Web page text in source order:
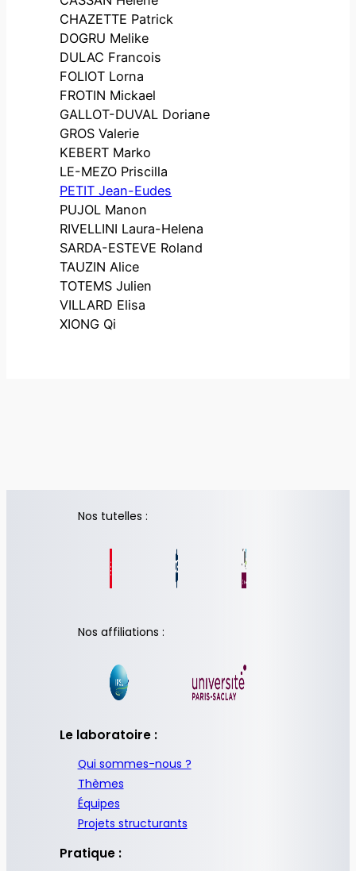
CHAZETTE Patrick
DOGRU Melike
DULAC Francois
FOLIOT Lorna
FROTIN Mickael
GALLOT-DUVAL Doriane
GROS Valerie
KEBERT Marko
LE-MEZO Priscilla
PETIT Jean-Eudes
PUJOL Manon
RIVELLINI Laura-Helena
SARDA-ESTEVE Roland
TAUZIN Alice
TOTEMS Julien
VILLARD Elisa
XIONG Qi
Nos tutelles :
Nos affiliations :
Le laboratoire :
Qui sommes-nous ?
Thèmes
Équipes
Projets structurants
Pratique :